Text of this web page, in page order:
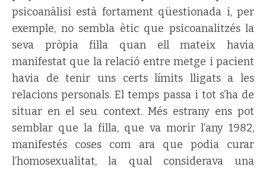
psicoanàlisi està fortament qüestionada i, per
exemple, no sembla ètic que psicoanalitzés la
seva pròpia filla quan ell mateix havia
manifestat que la relació entre metge i pacient
havia de tenir uns certs límits lligats a les
relacions personals. El temps passa i tot s’ha de
situar en el seu context. Més estrany ens pot
semblar que la filla, que va morir l’any 1982,
manifestés coses com ara que podia curar
l’homosexualitat, la qual considerava una